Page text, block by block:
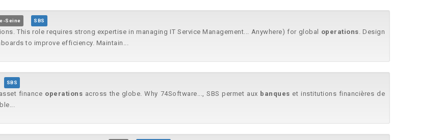
Seine SBS
This role requires strong expertise in managing IT Service Management... Anywhere) for global operations. Design
to improve efficiency. Maintain...
SBS
finance operations across the globe. Why 74Software..., SBS permet aux banques et institutions financières de